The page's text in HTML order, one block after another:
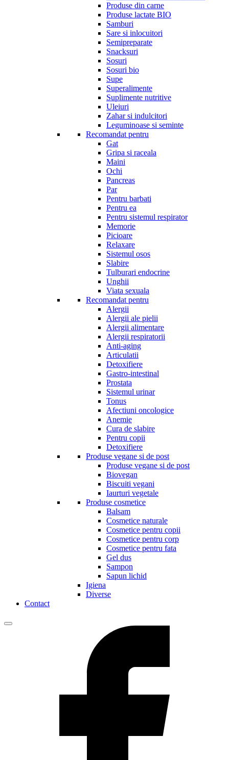
Produse din carne
Produse lactate BIO
Samburi
Sare si inlocuitori
Semipreparate
Snacksuri
Sosuri
Sosuri bio
Supe
Superalimente
Suplimente nutritive
Uleiuri
Zahar si indulcitori
Leguminoase si seminte
Recomandat pentru
Gat
Gripa si raceala
Maini
Ochi
Pancreas
Par
Pentru barbati
Pentru ea
Pentru sistemul respirator
Memorie
Picioare
Relaxare
Sistemul osos
Slabire
Tulburari endocrine
Unghii
Viata sexuala
Recomandat pentru
Alergii
Alergii ale pielii
Alergii alimentare
Alergii respiratorii
Anti-aging
Articulatii
Detoxifiere
Gastro-intestinal
Prostata
Sistemul urinar
Tonus
Afectiuni oncologice
Anemie
Cura de slabire
Pentru copii
Detoxifiere
Produse vegane si de post
Produse vegane si de post
Biovegan
Biscuiti vegani
Iaurturi vegetale
Produse cosmetice
Balsam
Cosmetice naturale
Cosmetice pentru copii
Cosmetice pentru corp
Cosmetice pentru fata
Gel dus
Sampon
Sapun lichid
Igiena
Diverse
Contact